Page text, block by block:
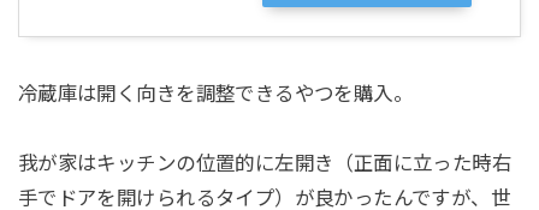
冷蔵庫は開く向きを調整できるやつを購入。
我が家はキッチンの位置的に左開き（正面に立った時右
手でドアを開けられるタイプ）が良かったんですが、世